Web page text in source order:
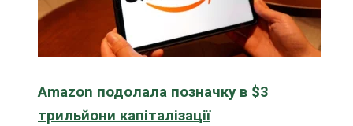
Amazon подолала позначку в $3
трильйони капіталізації